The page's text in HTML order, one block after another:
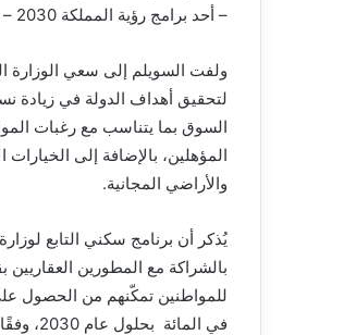
– أحد برامج رؤية المملكة 2030 – برفع نسبة التملك إلى 70 في المائة بحلول 2030.
ولفت السويلم إلى سعي الوزارة
لتحقيق أهداف الدولة في زيادة
السوق بما يتناسب مع رغبات
المؤهلين، بالإضافة إلى
والأراضي المجانية.
في المائة بحلول عام 2030، وفقًا لمستهدفات برنامج الإسكان – أحد برامج تحقيق رؤية المملكة 2030 .